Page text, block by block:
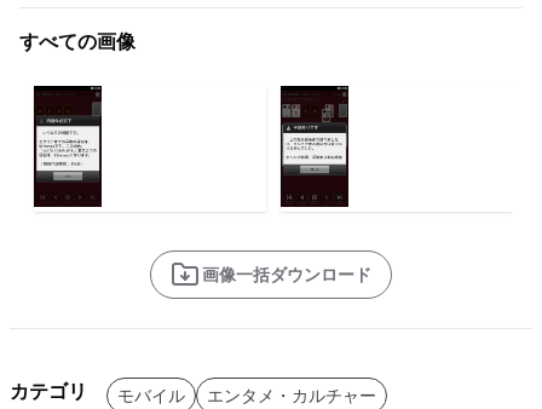
すべての画像
画像一括ダウンロード
カテゴリ モバイル エンタメ・カルチャー